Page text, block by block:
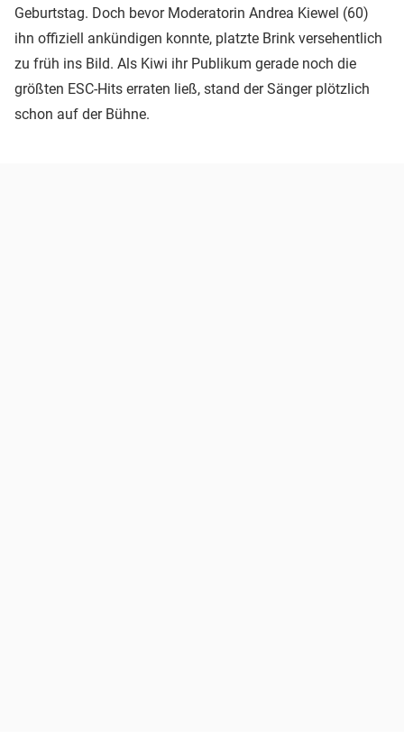
Geburtstag. Doch bevor Moderatorin Andrea Kiewel (60)
ihn offiziell ankündigen konnte, platzte Brink versehentlich
zu früh ins Bild. Als Kiwi ihr Publikum gerade noch die
größten ESC-Hits erraten ließ, stand der Sänger plötzlich
schon auf der Bühne.